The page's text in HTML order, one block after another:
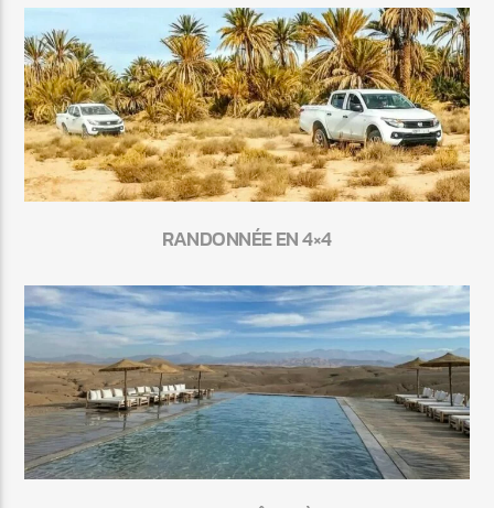
RANDONNÉE EN 4×4